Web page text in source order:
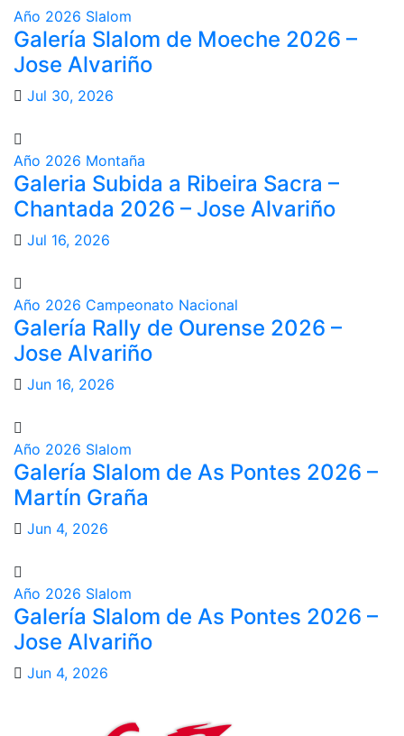
Año 2026 Slalom
Galería Slalom de Moeche 2026 –
Jose Alvariño
Jul 30, 2026
Año 2026 Montaña
Galeria Subida a Ribeira Sacra –
Chantada 2026 – Jose Alvariño
Jul 16, 2026
Año 2026 Campeonato Nacional
Galería Rally de Ourense 2026 –
Jose Alvariño
Jun 16, 2026
Año 2026 Slalom
Galería Slalom de As Pontes 2026 –
Martín Graña
Jun 4, 2026
Año 2026 Slalom
Galería Slalom de As Pontes 2026 –
Jose Alvariño
Jun 4, 2026